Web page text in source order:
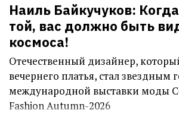
Наиль Байкучуков:
той, вас должно быть
космоса!
Отечественный дизайнер,
вечернего платья, стал звездным
международной выставки моды
Fashion Autumn-2026